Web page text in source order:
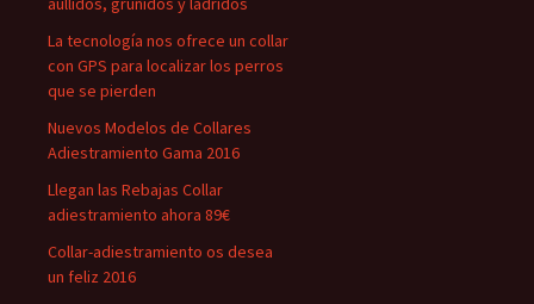
La tecnología nos ofrece un collar
con GPS para localizar los perros
que se pierden
Nuevos Modelos de Collares
Adiestramiento Gama 2016
Llegan las Rebajas Collar
adiestramiento ahora 89€
Collar-adiestramiento os desea
un feliz 2016